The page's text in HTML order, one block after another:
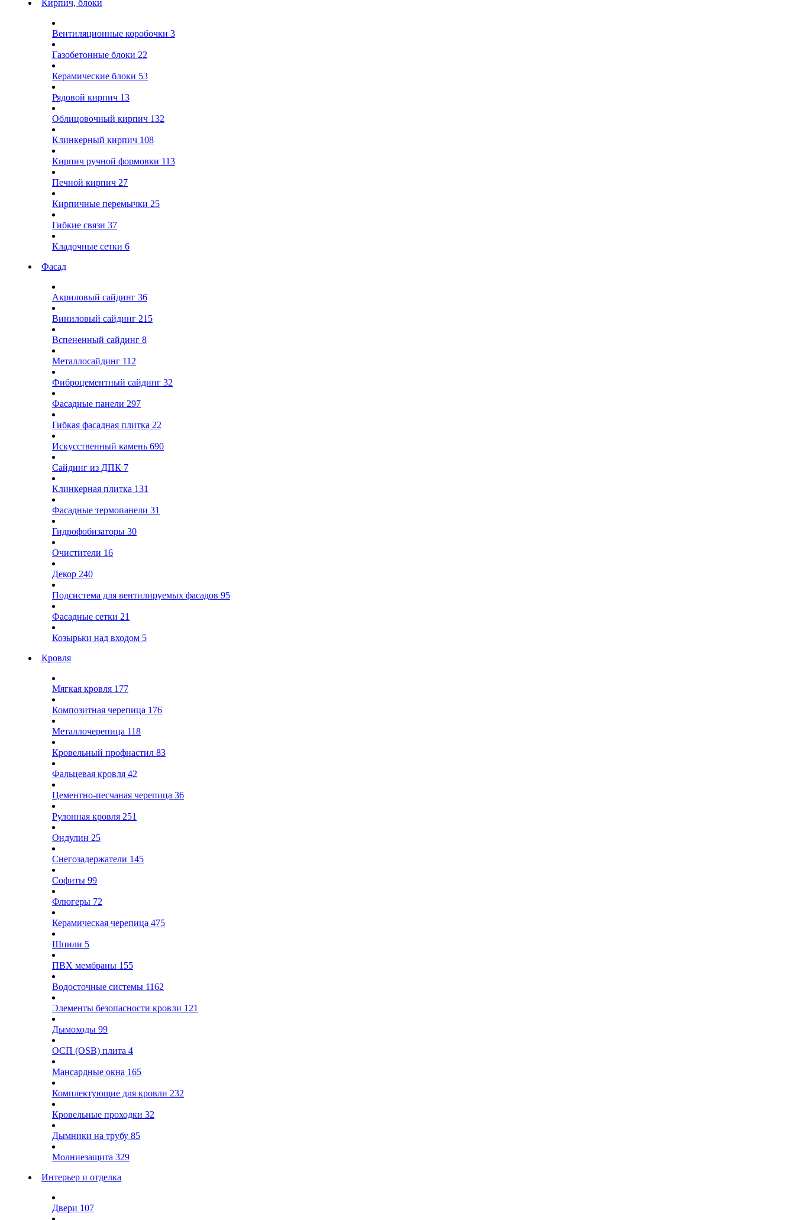
Кирпич, блоки
Вентиляционные коробочки 3
Газобетонные блоки 22
Керамические блоки 53
Рядовой кирпич 13
Облицовочный кирпич 132
Клинкерный кирпич 108
Кирпич ручной формовки 113
Печной кирпич 27
Кирпичные перемычки 25
Гибкие связи 37
Кладочные сетки 6
Фасад
Акриловый сайдинг 36
Виниловый сайдинг 215
Вспененный сайдинг 8
Металлосайдинг 112
Фиброцементный сайдинг 32
Фасадные панели 297
Гибкая фасадная плитка 22
Искусственный камень 690
Сайдинг из ДПК 7
Клинкерная плитка 131
Фасадные термопанели 31
Гидрофобизаторы 30
Очистители 16
Декор 240
Подсистема для вентилируемых фасадов 95
Фасадные сетки 21
Козырьки над входом 5
Кровля
Мягкая кровля 177
Композитная черепица 176
Металлочерепица 118
Кровельный профнастил 83
Фальцевая кровля 42
Цементно-песчаная черепица 36
Рулонная кровля 251
Ондулин 25
Снегозадержатели 145
Софиты 99
Флюгеры 72
Керамическая черепица 475
Шпили 5
ПВХ мембраны 155
Водосточные системы 1162
Элементы безопасности кровли 121
Дымоходы 99
ОСП (OSB) плита 4
Мансардные окна 165
Комплектующие для кровли 232
Кровельные проходки 32
Дымники на трубу 85
Молниезащита 329
Интерьер и отделка
Двери 107